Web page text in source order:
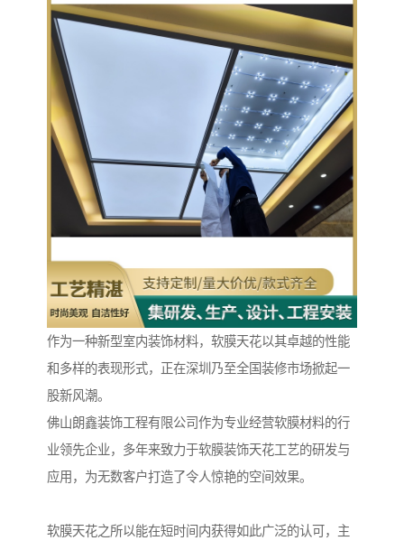
作为一种新型室内装饰材料，软膜天花以其卓越的性能
和多样的表现形式，正在深圳乃至全国装修市场掀起一
股新风潮。
佛山朗鑫装饰工程有限公司作为专业经营软膜材料的行
业领先企业，多年来致力于软膜装饰天花工艺的研发与
应用，为无数客户打造了令人惊艳的空间效果。
软膜天花之所以能在短时间内获得如此广泛的认可，主